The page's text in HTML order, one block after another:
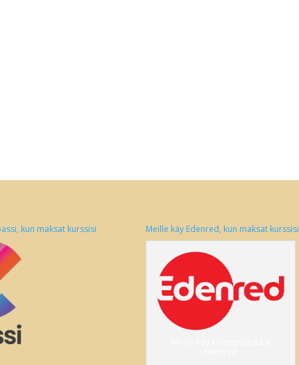
kun maksat kurssisi Meille käy Edenred, kun maksat kurssisi